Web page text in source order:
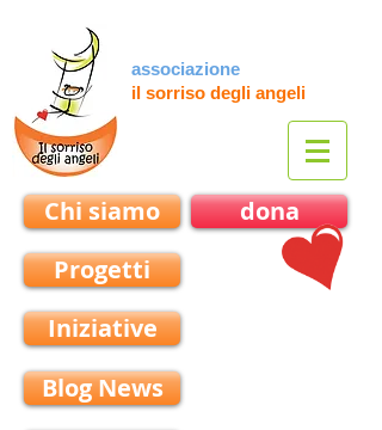
associazione
il sorriso degli angeli
Chi siamo
Progetti
dona
Iniziative
Blog News